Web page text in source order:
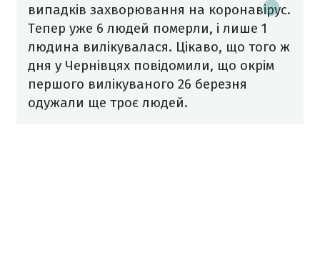
випадків захворювання на коронавірус.
Тепер уже 6 людей померли, і лише 1
людина вилікувалася. Цікаво, що того ж
дня у Чернівцях повідомили, що окрім
першого вилікуваного 26 березня
одужали ще троє людей.